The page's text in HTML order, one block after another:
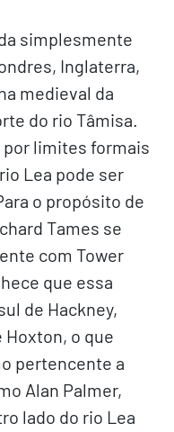
simplesmente
Inglaterra,
medieval da
do rio Tâmisa.
por limites formais
Lea pode ser
o propósito de
Tames se
com Tower
que essa
de Hackney,
o que
pertencente a
Alan Palmer,
lado do rio Lea